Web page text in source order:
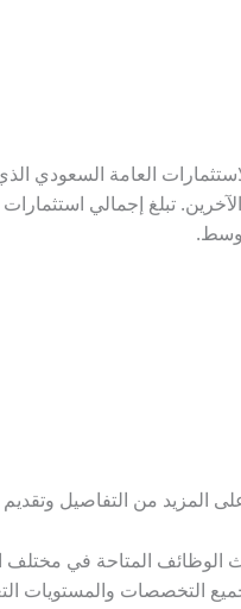
تبلغ إجمالي
المزيد من التفاصيل
المتاحة في مختلف
التخصصات والمستويات